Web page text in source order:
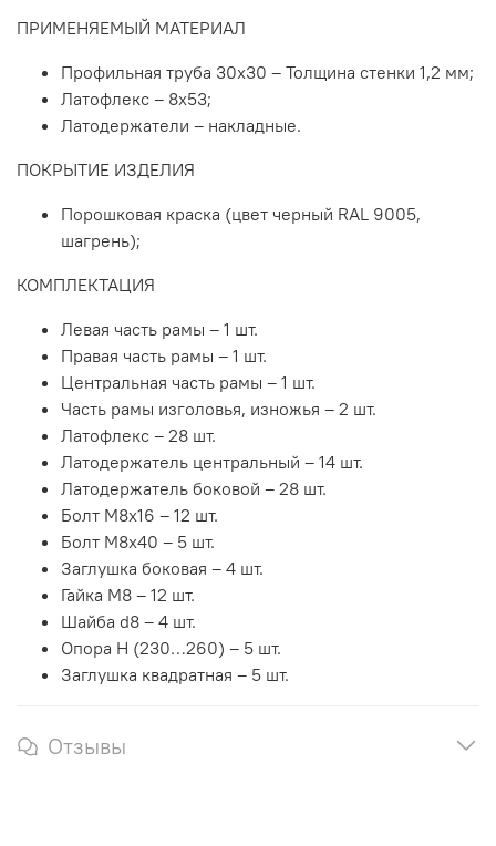
Заглушка боковая – 4 шт.
Шайба d8 – 4 шт.
Опора H (230…260) – 5 шт.
Заглушка квадратная – 5 шт.
ПРИМЕНЯЕМЫЙ МАТЕРИАЛ
Профильная труба 30х30 – Толщина стенки 1,2 мм;
Латофлекс – 8х53;
Латодержатели – накладные.
ПОКРЫТИЕ ИЗДЕЛИЯ
Порошковая краска (цвет черный RAL 9005,
шагрень);
КОМПЛЕКТАЦИЯ
Левая часть рамы – 1 шт.
Правая часть рамы – 1 шт.
Центральная часть рамы – 1 шт.
Часть рамы изголовья, изножья – 2 шт.
Латофлекс – 28 шт.
Латодержатель центральный – 14 шт.
Латодержатель боковой – 28 шт.
Болт М8х16 – 12 шт.
Болт М8х40 – 5 шт.
Заглушка боковая – 4 шт.
Гайка М8 – 12 шт.
Шайба d8 – 4 шт.
Опора H (230…260) – 5 шт.
Заглушка квадратная – 5 шт.
Отзывы